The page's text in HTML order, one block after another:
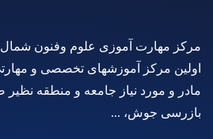
اولین مرکز آموزشهای تخصصی و
مادر و مورد نیاز جامعه و منطقه
بازرسی جوش، ...